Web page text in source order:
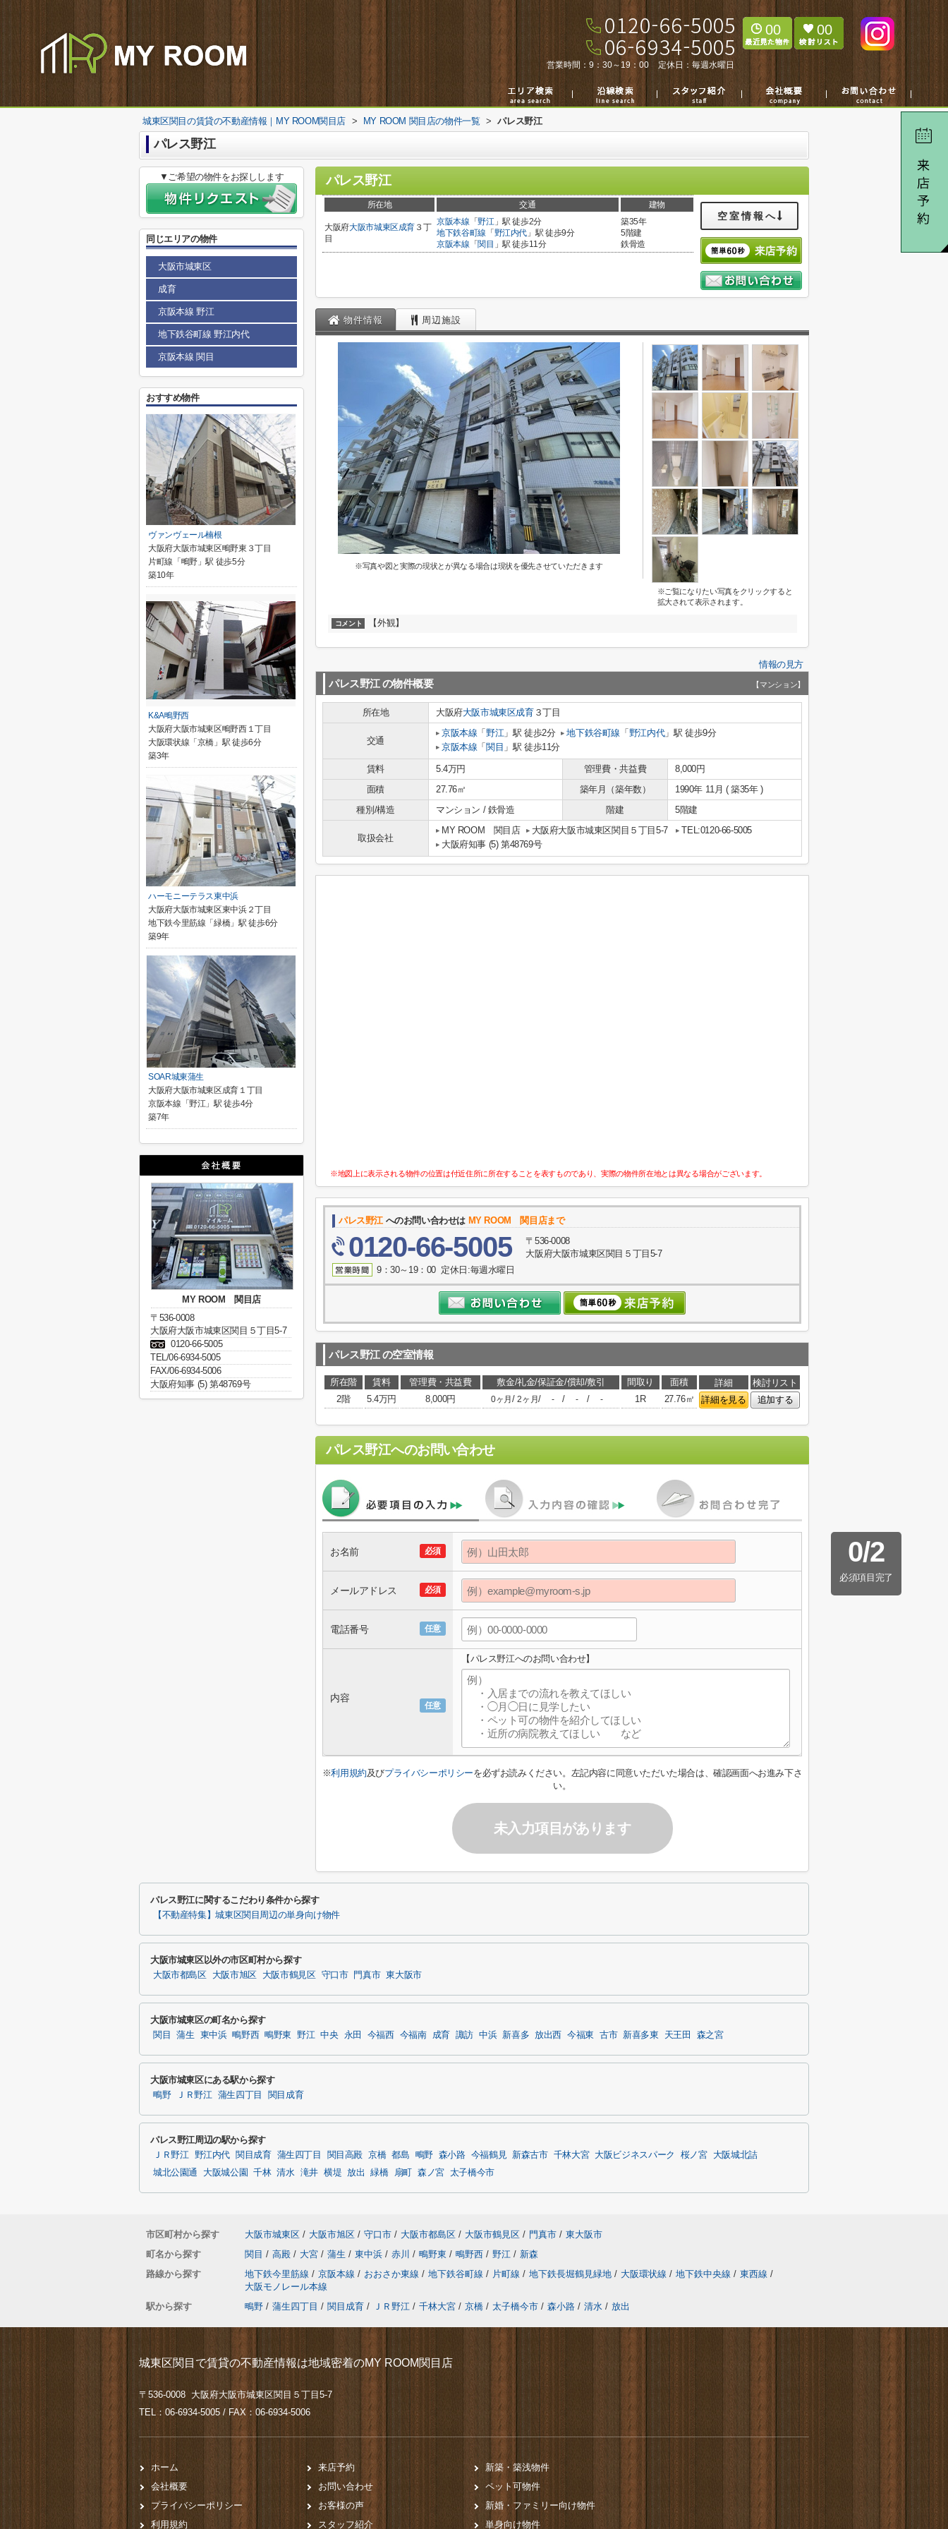
営業時間： 9：30～19：00 定休日： 毎週水曜日
00 00
城東区関目の賃貸の不動産情報｜MY ROOM関目店 > MY ROOM 関目店の物件一覧 > パレス野江
パレス野江
パレス野江
所在地 交通 建物
大阪府大阪市城東区成育 ３丁
目
京阪本線 「野江」駅 徒歩2分
地下鉄谷町線 「 野江内代 」駅 徒歩9分
京阪本線 「 関目 」駅 徒歩11分
築35年
5階建
鉄骨造
空室情報へ
物件情報 周辺施設
※写真や図と実際の現状とが異なる場合は現状を優先させていただきます
※ご覧になりたい写真をクリックすると
拡大されて表示されます。
コメント 【外観】
情報の見方
パレス野江の物件概要 【マンション】
所在地 大阪府大阪市城東区成育３丁目
交通
京阪本線 「野江」駅 徒歩2分 地下鉄谷町線 「 野江内代」駅 徒歩9分
京阪本線 「 関目 」駅 徒歩11分
賃料 5.4万円 管理費・共益費
8,000円
面積
27.76㎡ 築年月（築年数）
1990年 11月 ( 築35年 )
種別/構造
マンション / 鉄骨造 階建 5階建
取扱会社
MY ROOM 関目店 大阪府大阪市城東区関目５丁目5-7
TEL:0120-66-5005
大阪府知事 (5) 第48769号
※地図上に表示される物件の位置は付近住所に所在することを表すものであり、実際の物件所在地とは異なる場合がございます。
パレス野江 へのお問い合わせは MY ROOM 関目店まで
0120-66-5005
〒536-0008
大阪府大阪市城東区関目５丁目5-7
9：30～19：00 定休日:毎週水曜日
パレス野江の空室情報
所在階 賃料 管理費・共益費 敷金/礼金/保証金/償却/敷引 間取り 面積 詳細
検討リスト
2階
5.4万円 8,000円 0ヶ月/2ヶ月/ - / - / - 1R 27.76㎡ 詳細を見る 追加する
パレス野江へのお問い合わせ
0/2
必須項目完了
必須
お名前
必須
メールアドレス
任意
電話番号
任意
内容
【パレス野江へのお問い合わせ】
※利用規約及びプライバシーポリシーを必ずお読みください。左記内容に同意いただいた場合は、確認画面へお進み下さ
い。
未入力項目があります
▼ご希望の物件をお探しします
同じエリアの物件
大阪市城東区
成育
京阪本線 野江
地下鉄谷町線 野江内代
京阪本線 関目
おすすめ物件
ヴァンヴェール楠根
大阪府大阪市城東区鴫野東３丁目
片町線「鴫野」駅 徒歩5分
築10年
K&A鴫野西
大阪府大阪市城東区鴫野西１丁目
大阪環状線「京橋」駅 徒歩6分
築3年
ハーモニーテラス東中浜
大阪府大阪市城東区東中浜２丁目
地下鉄今里筋線「緑橋」駅 徒歩6分
築9年
SOAR城東蒲生
大阪府大阪市城東区成育１丁目
京阪本線「野江」駅 徒歩4分
築7年
MY ROOM 関目店
〒536-0008
大阪府大阪市城東区関目５丁目5-7
0120-66-5005
TEL/06-6934-5005
FAX/06-6934-5006
大阪府知事 (5) 第48769号
パレス野江に関するこだわり条件から探す
【不動産特集】城東区関目周辺の単身向け物件
大阪市城東区以外の市区町村から探す
大阪市都島区 大阪市旭区 大阪市鶴見区 守口市 門真市 東大阪市
大阪市城東区の町名から探す
関目 蒲生 東中浜 鴫野西 鴫野東 野江 中央 永田 今福西 今福南 成育 諏訪 中浜 新喜多 放出西 今福東 古市 新喜多東 天王田 森之宮
大阪市城東区にある駅から探す
鴫野 ＪＲ野江 蒲生四丁目 関目成育
パレス野江周辺の駅から探す
ＪＲ野江 野江内代 関目成育 蒲生四丁目 関目高殿 京橋 都島 鴫野 森小路 今福鶴見 新森古市 千林大宮 大阪ビジネスパーク 桜ノ宮
大阪城北詰
城北公園通
大阪城公園 千林 清水 滝井 横堤 放出 緑橋 扇町 森ノ宮 太子橋今市
市区町村から探す 大阪市城東区 / 大阪市旭区 / 守口市 / 大阪市都島区 / 大阪市鶴見区 / 門真市 / 東大阪市
町名から探す
関目 / 高殿 / 大宮 / 蒲生 / 東中浜 / 赤川 / 鴫野東 / 鴫野西 / 野江 / 新森
路線から探す
地下鉄今里筋線 / 京阪本線 / おおさか東線 / 地下鉄谷町線 / 片町線 / 地下鉄長堀鶴見緑地 / 大阪環状線 / 地下鉄中央線 / 東西線 /
大阪モノレール本線
駅から探す
鴫野 / 蒲生四丁目 / 関目成育 / ＪＲ野江 / 千林大宮 / 京橋 / 太子橋今市 / 森小路 / 清水 / 放出
城東区関目で賃貸の不動産情報は地域密着のMY ROOM関目店
〒536-0008 大阪府大阪市城東区関目５丁目5-7
TEL：06-6934-5005 / FAX：06-6934-5006
ホーム
会社概要
プライバシーポリシー
利用規約
来店予約
お問い合わせ
お客様の声
スタッフ紹介
新築・築浅物件
ペット可物件
新婚・ファミリー向け物件
単身向け物件